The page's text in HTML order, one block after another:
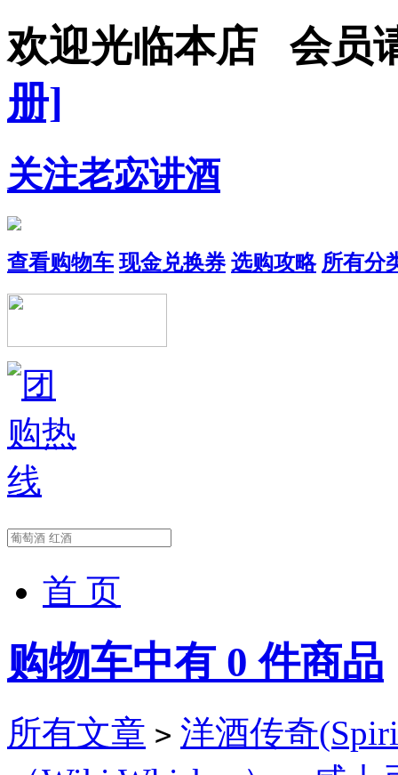
欢迎光临本店 会员
册]
关注老宓讲酒
查看购物车 现金兑换券 选购攻略 所有分
首 页
购物车中有 0 件商品
所有文章 > 洋酒传奇